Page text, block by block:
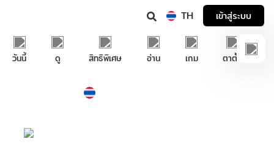
TH เข้าสู่ระบบ
วันนี้ ดู สิทธิพิเศษ อ่าน เกม ตาตั้ง